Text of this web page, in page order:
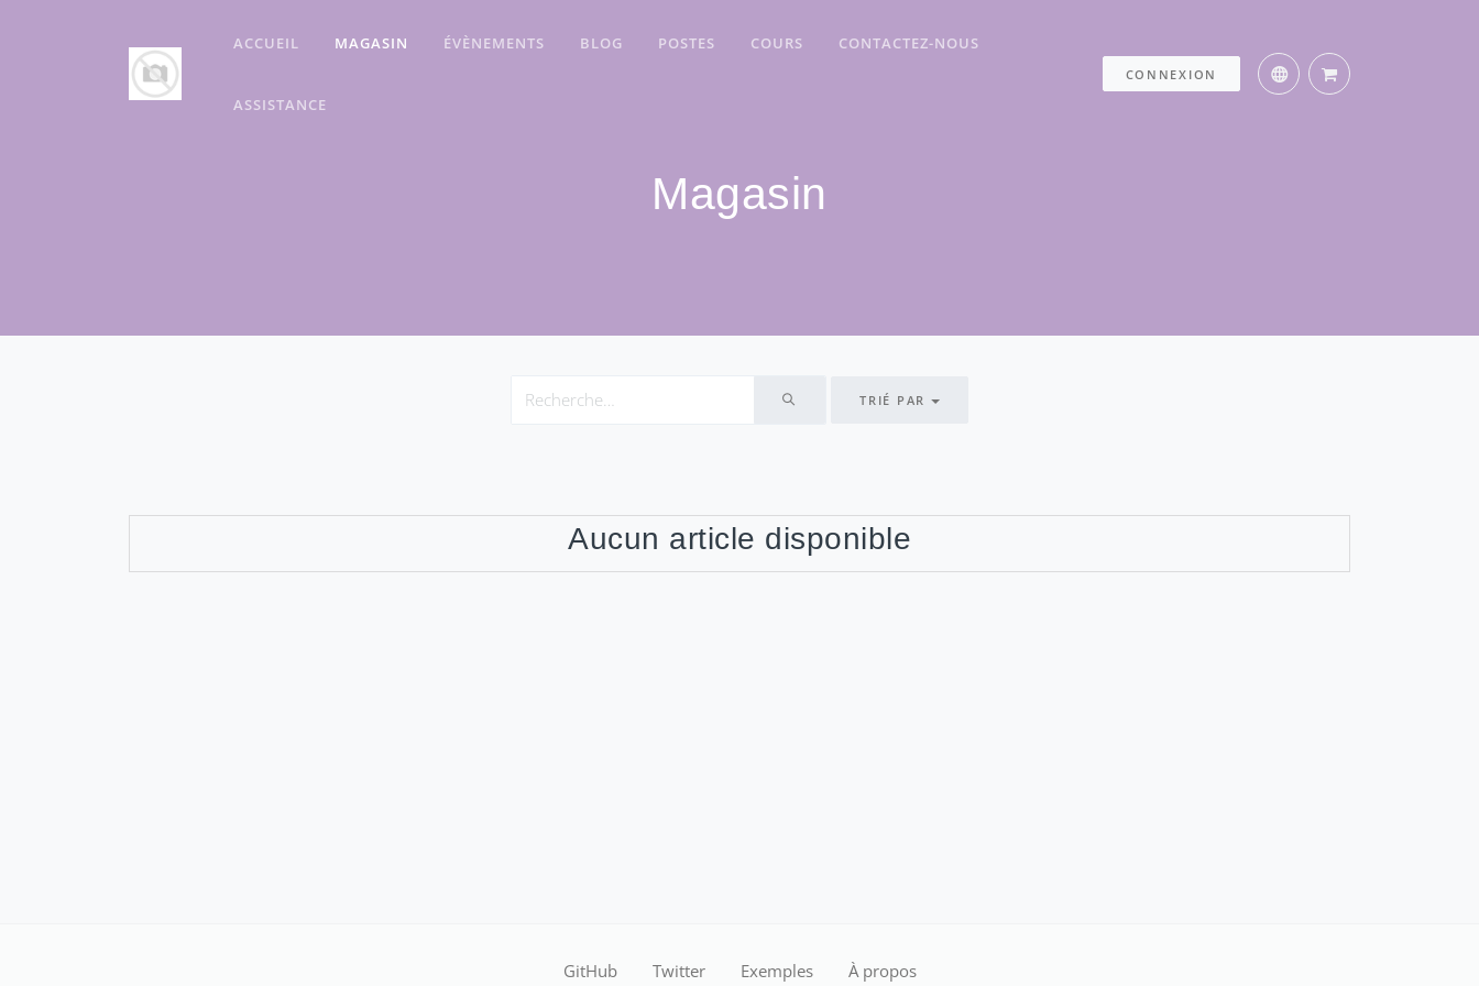
ACCUEIL MAGASIN ÉVÈNEMENTS BLOG POSTES COURS CONTACTEZ-NOUS
ASSISTANCE
CONNEXION
Magasin
TRIÉ PAR
Aucun article disponible
GitHub Twitter Exemples À propos